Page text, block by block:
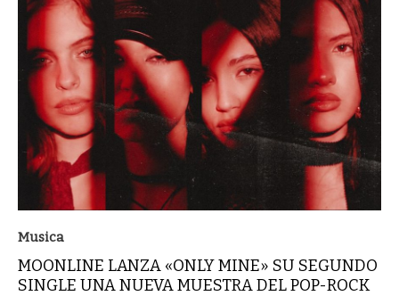
Musica
MOONLINE LANZA «ONLY MINE» SU SEGUNDO
SINGLE UNA NUEVA MUESTRA DEL POP-ROCK